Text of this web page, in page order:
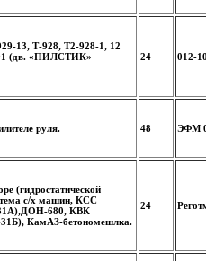
13, Т-928, Т2-928-1, 12
(дв. «ПИЛСТИК»
24 012-
руля. 48 ЭФМ
(гидростатической
с/х машин, КСС
680, КВК
КамАЗ-бетономешлка.
24